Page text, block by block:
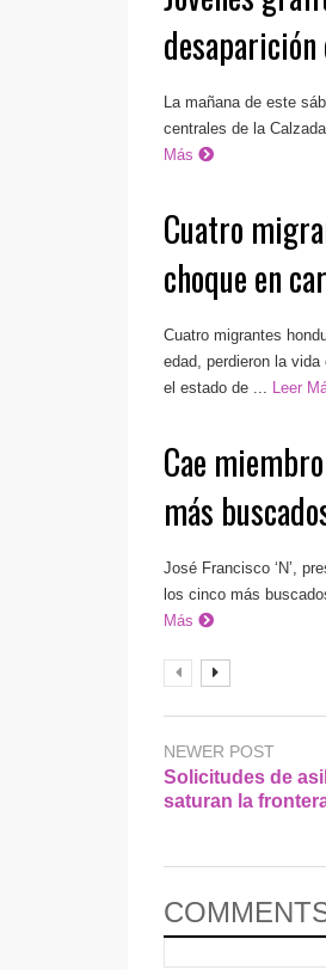
La mañana de este
centrales de la
Más
Cuatro
choque en
Cuatro migrantes
edad, perdieron la
el estado de ...
Leer
Cae
más
José Francisco ‘N’,
los cinco más
Más
NEWER POST
Solicitudes de
saturan la